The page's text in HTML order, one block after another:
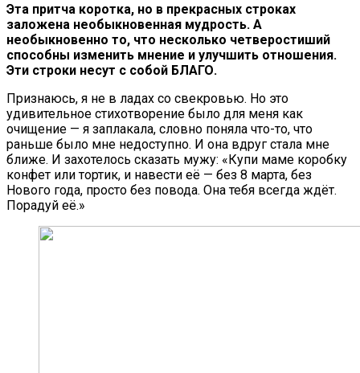
Эта притча коротка, но в прекрасных строках
заложена необыкновенная мудрость. А
необыкновенно то, что несколько четверостиший
способны изменить мнение и улучшить отношения.
Эти строки несут с собой БЛАГО.
Признаюсь, я не в ладах со свекровью. Но это
удивительное стихотворение было для меня как
очищение — я заплакала, словно поняла что-то, что
раньше было мне недоступно. И она вдруг стала мне
ближе. И захотелось сказать мужу: «Купи маме коробку
конфет или тортик, и навести её — без 8 марта, без
Нового года, просто без повода. Она тебя всегда ждёт.
Порадуй её.»